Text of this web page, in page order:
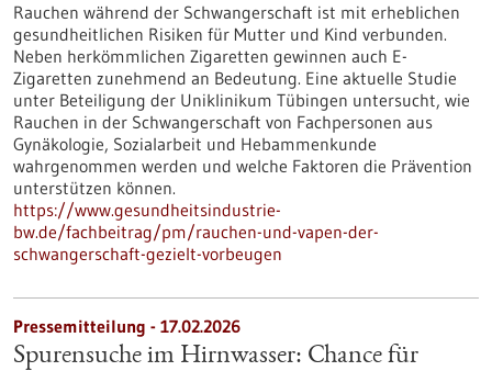
Rauchen während der Schwangerschaft ist mit erheblichen
gesundheitlichen Risiken für Mutter und Kind verbunden.
Neben herkömmlichen Zigaretten gewinnen auch E-
Zigaretten zunehmend an Bedeutung. Eine aktuelle Studie
unter Beteiligung der Uniklinikum Tübingen untersucht, wie
Rauchen in der Schwangerschaft von Fachpersonen aus
Gynäkologie, Sozialarbeit und Hebammenkunde
wahrgenommen werden und welche Faktoren die Prävention
unterstützen können.
https://www.gesundheitsindustrie-
bw.de/fachbeitrag/pm/rauchen-und-vapen-der-
schwangerschaft-gezielt-vorbeugen
Pressemitteilung - 17.02.2026
Spurensuche im Hirnwasser: Chance für